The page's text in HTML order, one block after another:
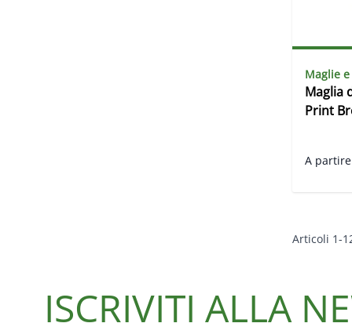
Maglie
Maglia
Print
A
Articoli 1-
ISCRIVITI ALLA